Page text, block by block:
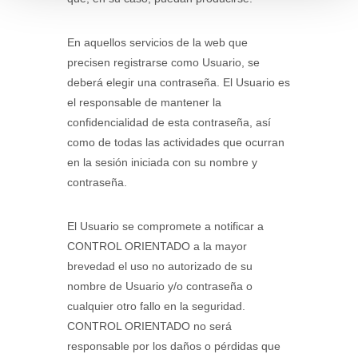
En aquellos servicios de la web que
precisen registrarse como Usuario, se
deberá elegir una contraseña. El Usuario es
el responsable de mantener la
confidencialidad de esta contraseña, así
como de todas las actividades que ocurran
en la sesión iniciada con su nombre y
contraseña.
El Usuario se compromete a notificar a
CONTROL ORIENTADO a la mayor
brevedad el uso no autorizado de su
nombre de Usuario y/o contraseña o
cualquier otro fallo en la seguridad.
CONTROL ORIENTADO no será
responsable por los daños o pérdidas que